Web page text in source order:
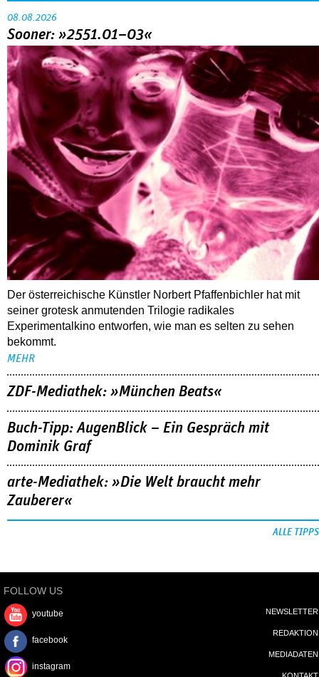
08.08.2026
Sooner: »2551.01–03«
Der österreichische Künstler Norbert Pfaffenbichler hat mit
seiner grotesk anmutenden Trilogie radikales
Experimentalkino entworfen, wie man es selten zu sehen
bekommt.
MEHR
ZDF-Mediathek: »München Beats«
Buch-Tipp: AugenBlick – Ein Gespräch mit
Dominik Graf
arte-Mediathek: »Die Welt braucht mehr
Zauberer«
ALLE TIPPS
FOLLOW US
youtube
facebook
instagram
NEWSLETTER
REDAKTION
MEDIADATEN